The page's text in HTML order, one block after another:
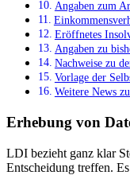
Angaben zum
Eröffnetes
Angaben zu
Nachweise zu
Vorlage der
Weitere News
Erhebung von
LDI bezieht ganz klar
Entscheidung treffen.